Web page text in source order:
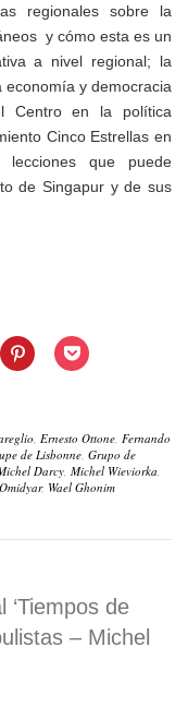
regionales sobre la
y cómo esta es un
a nivel regional; la
y democracia
Centro en la política
Cinco Estrellas en
que puede
de Singapur y de sus
Haz
clic
(Se
abre
en
una
ventana
Haz
clic
(Se
abre
en
una
ventana
, Ernesto Ottone, Fernando
de Lisbonne, Grupo de
Darcy, Michel Wieviorka,
, Wael Ghonim
‘Tiempos de
– Michel